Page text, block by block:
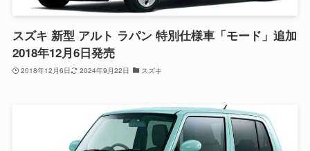
スズキ 新型 アルト ラパン 特別仕様車「モード」追加
2018年12月6日発売
2018年12月6日 2024年9月22日 スズキ